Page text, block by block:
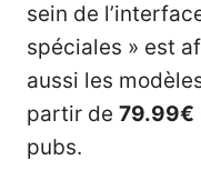
sein de
spéciales » est
aussi les
partir de 79.99€
pubs.